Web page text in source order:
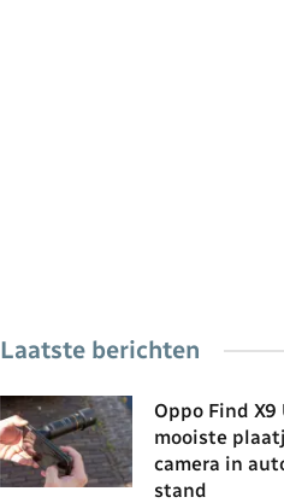
Laatste berichten
Oppo Find X9
mooiste
camera in
stand